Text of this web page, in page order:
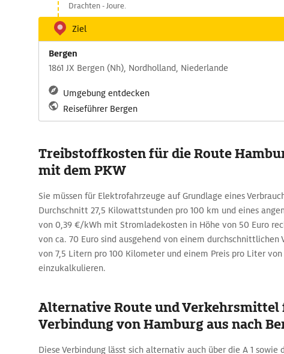
Drachten - Joure.
Ziel
Bergen
1861 JX Bergen (Nh), Nordholland, Niederlande
Umgebung entdecken
Reiseführer Bergen
Treibstoffkosten für die Route
mit dem PKW
Sie müssen für Elektrofahrzeuge auf Grundlage eines
Durchschnitt 27,5 Kilowattstunden pro 100 km und eines
von 0,39 €/kWh mit Stromladekosten in Höhe von 50 Euro
von ca. 70 Euro sind ausgehend von einem durchschnittlichen
von 7,5 Litern pro 100 Kilometer und einem Preis pro Liter von
einzukalkulieren.
Alternative Route und Verkehrsmittel
Verbindung von Hamburg aus nach
Diese Verbindung lässt sich alternativ auch über die A 1 sowie